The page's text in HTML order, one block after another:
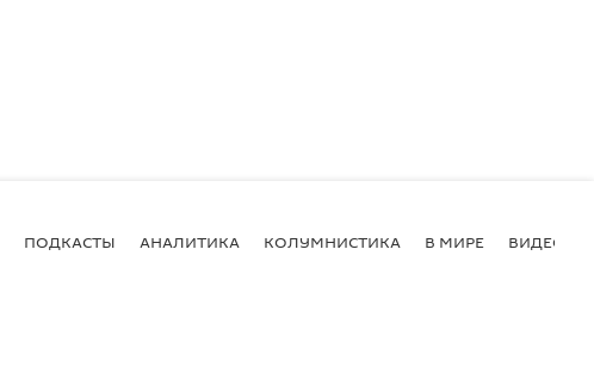
ПОДКАСТЫ АНАЛИТИКА КОЛУМНИСТИКА В МИРЕ ВИДЕО